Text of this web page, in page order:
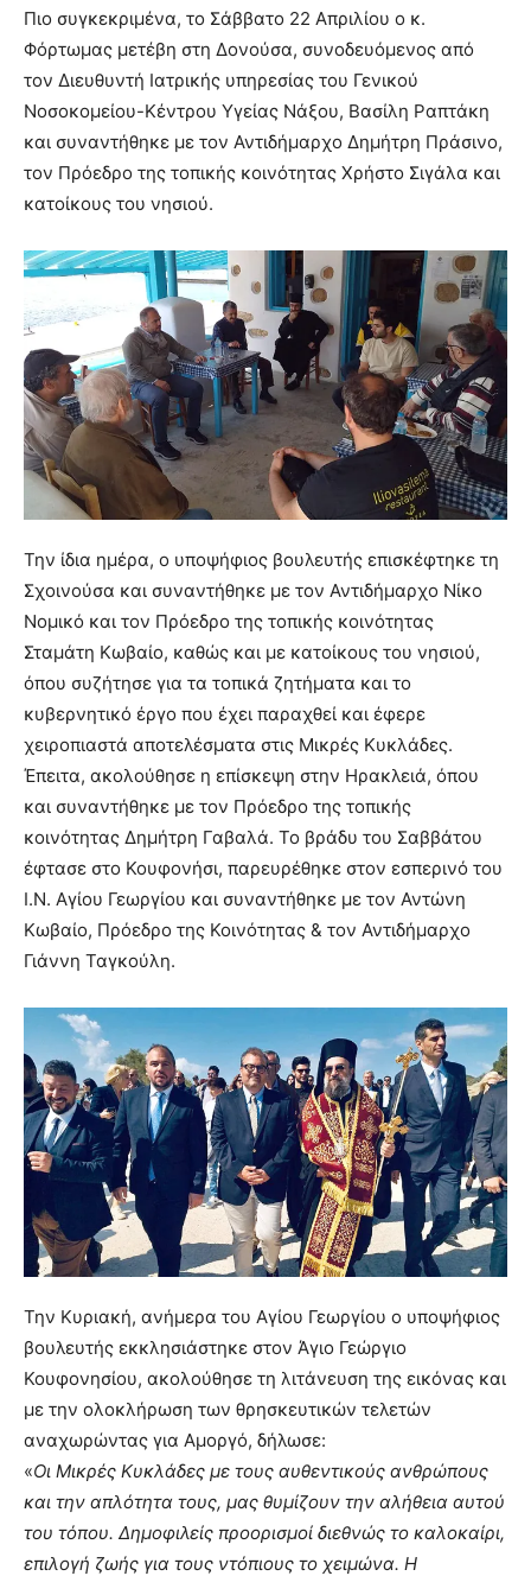
Πιο συγκεκριμένα, το Σάββατο 22 Απριλίου ο κ.
Φόρτωμας μετέβη στη Δονούσα, συνοδευόμενος από
τον Διευθυντή Ιατρικής υπηρεσίας του Γενικού
Νοσοκομείου-Κέντρου Υγείας Νάξου, Βασίλη Ραπτάκη
και συναντήθηκε με τον Αντιδήμαρχο Δημήτρη Πράσινο,
τον Πρόεδρο της τοπικής κοινότητας Χρήστο Σιγάλα και
κατοίκους του νησιού.
Την ίδια ημέρα, ο υποψήφιος βουλευτής επισκέφτηκε τη
Σχοινούσα και συναντήθηκε με τον Αντιδήμαρχο Νίκο
Νομικό και τον Πρόεδρο της τοπικής κοινότητας
Σταμάτη Κωβαίο, καθώς και με κατοίκους του νησιού,
όπου συζήτησε για τα τοπικά ζητήματα και το
κυβερνητικό έργο που έχει παραχθεί και έφερε
χειροπιαστά αποτελέσματα στις Μικρές Κυκλάδες.
Έπειτα, ακολούθησε η επίσκεψη στην Ηρακλειά, όπου
και συναντήθηκε με τον Πρόεδρο της τοπικής
κοινότητας Δημήτρη Γαβαλά. Το βράδυ του Σαββάτου
έφτασε στο Κουφονήσι, παρευρέθηκε στον εσπερινό του
Ι.Ν. Αγίου Γεωργίου και συναντήθηκε με τον Αντώνη
Κωβαίο, Πρόεδρο της Κοινότητας & τον Αντιδήμαρχο
Γιάννη Ταγκούλη.
Την Κυριακή, ανήμερα του Αγίου Γεωργίου ο υποψήφιος
βουλευτής εκκλησιάστηκε στον Άγιο Γεώργιο
Κουφονησίου, ακολούθησε τη λιτάνευση της εικόνας και
με την ολοκλήρωση των θρησκευτικών τελετών
αναχωρώντας για Αμοργό, δήλωσε:
«Οι Μικρές Κυκλάδες με τους αυθεντικούς ανθρώπους
και την απλότητα τους, μας θυμίζουν την αλήθεια αυτού
του τόπου. Δημοφιλείς προορισμοί διεθνώς το καλοκαίρι,
επιλογή ζωής για τους ντόπιους το χειμώνα. Η